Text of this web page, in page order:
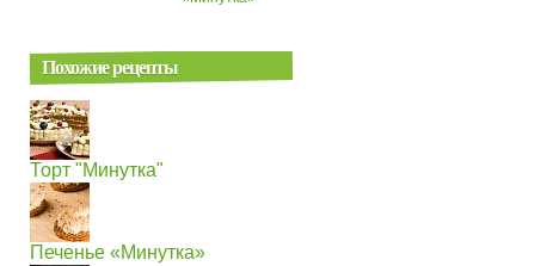
Похожие рецепты
Торт "Минутка"
Печенье «Минутка»